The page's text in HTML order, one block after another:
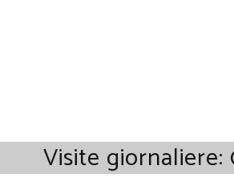
Visite giornaliere: